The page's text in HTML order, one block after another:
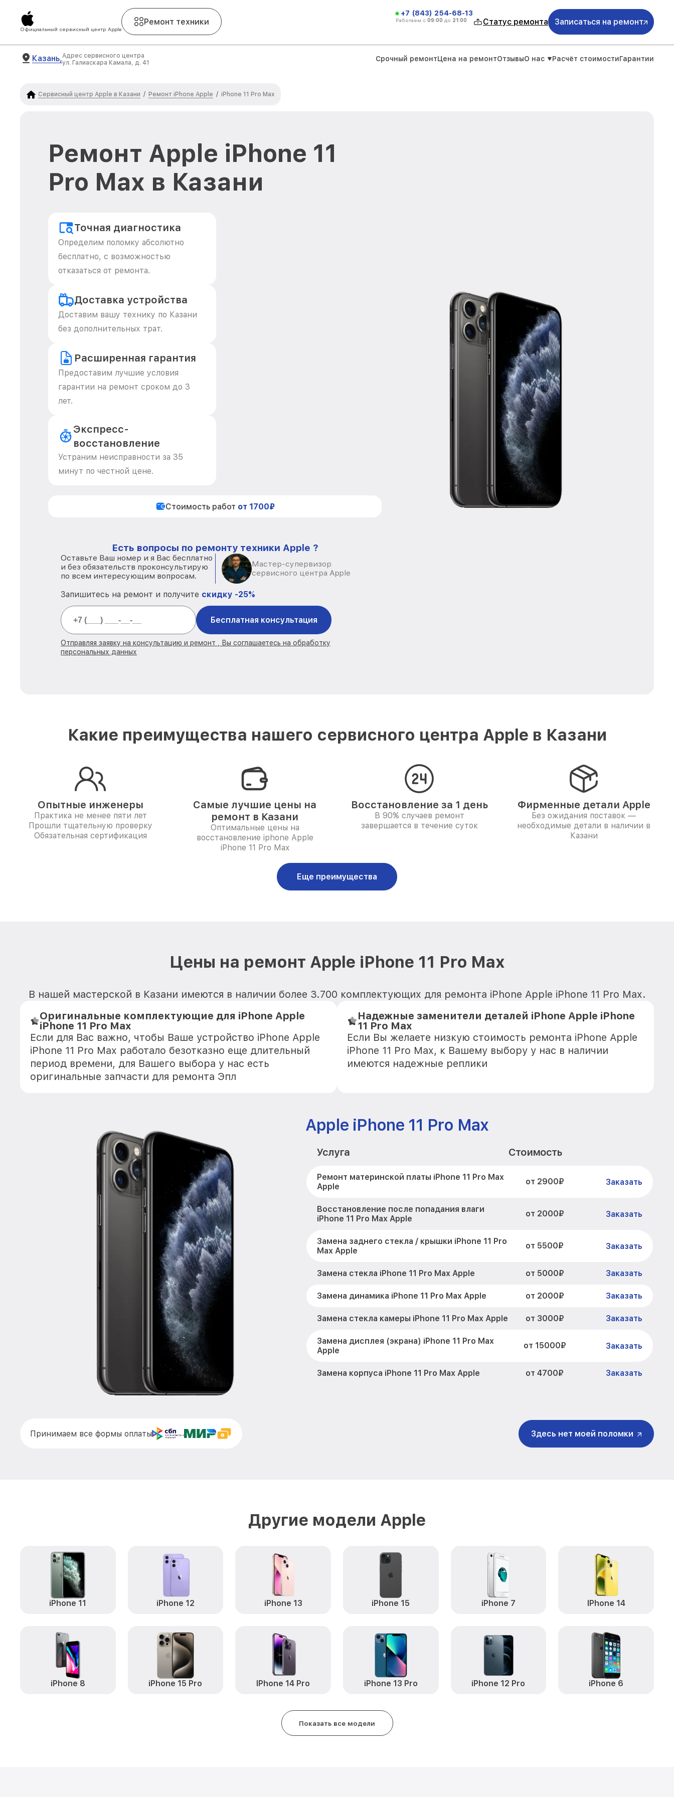
Официальный сервисный центр Apple
Ремонт техники
+7 (843) 254-68-13
Работаем с 09:00 до 21:00 Статус ремонта Записаться на ремонт
Казань,Адрес сервисного центра
ул. Галиаскара Камала, д. 41
Срочный ремонтЦена на ремонтОтзывыО нас Расчёт стоимостиГарантии
Сервисный центр Apple в Казани / Ремонт iPhone Apple / iPhone 11 Pro Max
Ремонт Apple iPhone 11
Pro Max в Казани
Точная диагностика
Определим поломку абсолютно
бесплатно, с возможностью
отказаться от ремонта.
Доставка устройства
Доставим вашу технику по Казани
без дополнительных трат.
Расширенная гарантия
Предоставим лучшие условия
гарантии на ремонт сроком до 3
лет.
Экспресс-
восстановление
Устраним неисправности за 35
минут по честной цене.
Стоимость работ от 1700₽
Есть вопросы по ремонту техники Apple ?
Оставьте Ваш номер и я Вас бесплатно
и без обязательств проконсультирую
по всем интересующим вопросам.
Мастер-супервизор
сервисного центра Apple
Запишитесь на ремонт и получите скидку -25%
Бесплатная консультация
Отправляя заявку на консультацию и ремонт , Вы соглашаетесь на обработку
персональных данных
Какие преимущества нашего сервисного центра Apple в Казани
Опытные инженеры
Практика не менее пяти лет
Прошли тщательную проверку
Обязательная сертификация
Самые лучшие цены на
ремонт в Казани
Оптимальные цены на
восстановление iphone Apple
iPhone 11 Pro Max
Восстановление за 1 день
В 90% случаев ремонт
завершается в течение суток
Фирменные детали Apple
Без ожидания поставок —
необходимые детали в наличии в
Казани
Еще преимущества
Цены на ремонт Apple iPhone 11 Pro Max
В нашей мастерской в Казани имеются в наличии более 3.700 комплектующих для ремонта iPhone Apple iPhone 11 Pro Max.
Оригинальные комплектующие для iPhone Apple
iPhone 11 Pro Max
Если для Вас важно, чтобы Ваше устройство iPhone Apple
iPhone 11 Pro Max работало безотказно еще длительный
период времени, для Вашего выбора у нас есть
оригинальные запчасти для ремонта Эпл
Надежные заменители деталей iPhone Apple iPhone
11 Pro Max
Если Вы желаете низкую стоимость ремонта iPhone Apple
iPhone 11 Pro Max, к Вашему выбору у нас в наличии
имеются надежные реплики
Apple iPhone 11 Pro Max
Услуга Стоимость
Ремонт материнской платы iPhone 11 Pro Max
Apple
от 2900₽ Заказать
Восстановление после попадания влаги
iPhone 11 Pro Max Apple
от 2000₽ Заказать
Замена заднего стекла / крышки iPhone 11 Pro
Max Apple
от 5500₽ Заказать
Замена стекла iPhone 11 Pro Max Apple от 5000₽ Заказать
Замена динамика iPhone 11 Pro Max Apple от 2000₽ Заказать
Замена стекла камеры iPhone 11 Pro Max Apple от 3000₽ Заказать
Замена дисплея (экрана) iPhone 11 Pro Max
Apple
от 15000₽ Заказать
Замена корпуса iPhone 11 Pro Max Apple от 4700₽ Заказать
от 1700₽ Заказать
от 1800₽ Заказать
Принимаем все формы оплаты Здесь нет моей поломки
Другие модели Apple
iPhone 11 iPhone 12 iPhone 13 iPhone 15 iPhone 7 IPhone 14
iPhone 8 iPhone 15 Pro IPhone 14 Pro iPhone 13 Pro iPhone 12 Pro iPhone 6
Показать все модели